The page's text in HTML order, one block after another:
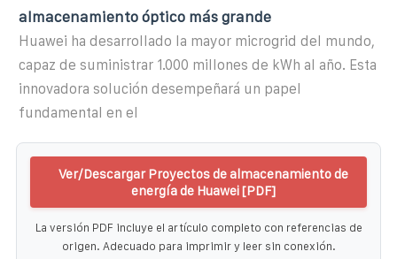
almacenamiento óptico más grande
Huawei ha desarrollado la mayor microgrid del mundo,
capaz de suministrar 1.000 millones de kWh al año. Esta
innovadora solución desempeñará un papel
fundamental en el
Ver/Descargar Proyectos de almacenamiento de
energía de Huawei [PDF]
La versión PDF incluye el artículo completo con referencias de
origen. Adecuado para imprimir y leer sin conexión.